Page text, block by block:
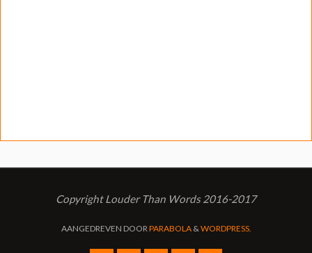
Copyright Louder Than Words 2016-2017
AANGEDREVEN DOOR PARABOLA& WORDPRESS.